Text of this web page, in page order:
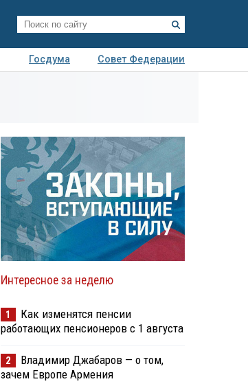
Госдума
Совет Федерации
Интересное за неделю
1
Как изменятся пенсии
работающих пенсионеров с 1 августа
2
Владимир Джабаров — о том,
зачем Европе Армения